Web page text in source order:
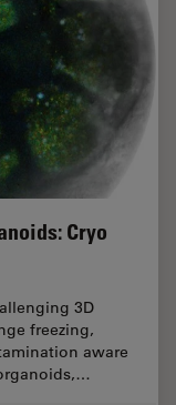
Cryo
3D
freezing,
aware